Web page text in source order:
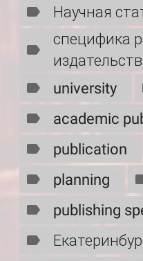
Научная
специфика
university
academic
publication
planning
publishing